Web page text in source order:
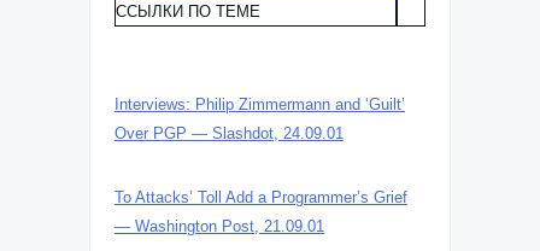
ССЫЛКИ ПО ТЕМЕ
Interviews: Philip Zimmermann and ‘Guilt’
Over PGP — Slashdot, 24.09.01
To Attacks’ Toll Add a Programmer’s Grief
— Washington Post, 21.09.01